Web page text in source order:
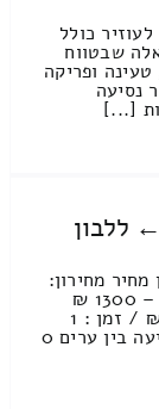
כולל
מחירון: 1878.10 ₪ / אלה שבטווח
סבלות , טעינה ופריקה
שניות מחיר נסיעה
ללבון
מחירון:
1440.79 ₪ / אלה שבטווח המחירים 1700 – 1300 ₪
עבודות סבלות , טעינה ופריקה : 1440.79 ₪ / זמן : 1
שעות 31 דקות מחיר נסיעה 0.00 / זמן נסיעה בין ערים 0